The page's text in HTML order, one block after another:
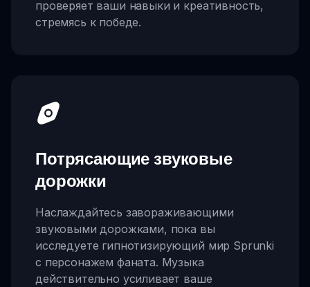
проверяет ваши навыки и креативность,
стремясь к победе.
Потрясающие звуковые
дорожки
Наслаждайтесь завораживающими
звуковыми дорожками, пока вы
исследуете гипнотизирующий мир Sprunki
с персонажем фаната. Музыка
действительно усиливает ваше